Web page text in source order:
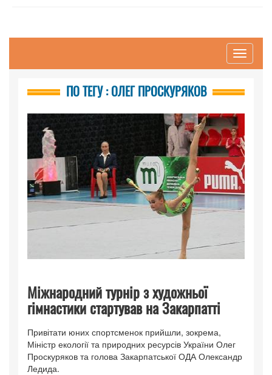
Toggle
ПО ТЕГУ : ОЛЕГ ПРОСКУРЯКОВ
Міжнародний турнір з художньої
гімнастики стартував на Закарпатті
Привітати юних спортсменок прийшли, зокрема,
Міністр екології та природних ресурсів України Олег
Проскуряков та голова Закарпатської ОДА Олександр
Ледида.